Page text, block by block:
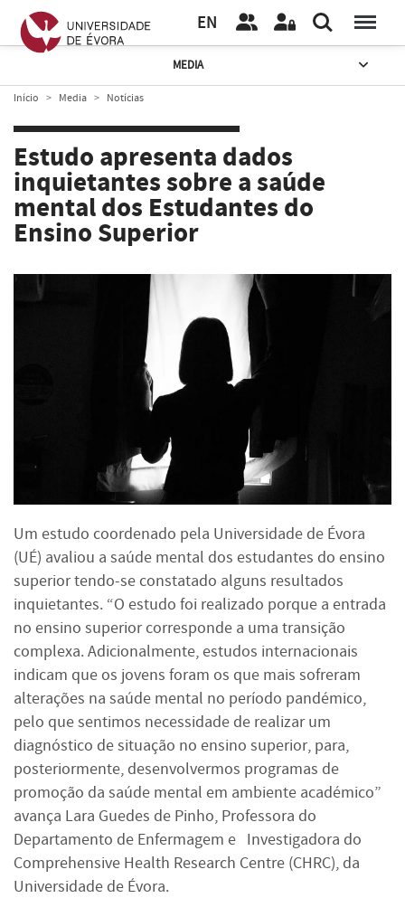
EN
MEDIA
Início Media Notícias
Estudo apresenta dados
inquietantes sobre a saúde
mental dos Estudantes do
Ensino Superior
Um estudo coordenado pela Universidade de Évora
(UÉ) avaliou a saúde mental dos estudantes do ensino
superior tendo-se constatado alguns resultados
inquietantes. “O estudo foi realizado porque a entrada
no ensino superior corresponde a uma transição
complexa. Adicionalmente, estudos internacionais
indicam que os jovens foram os que mais sofreram
alterações na saúde mental no período pandémico,
pelo que sentimos necessidade de realizar um
diagnóstico de situação no ensino superior, para,
posteriormente, desenvolvermos programas de
promoção da saúde mental em ambiente académico”
avança Lara Guedes de Pinho, Professora do
Departamento de Enfermagem e Investigadora do
Comprehensive Health Research Centre (CHRC), da
Universidade de Évora.